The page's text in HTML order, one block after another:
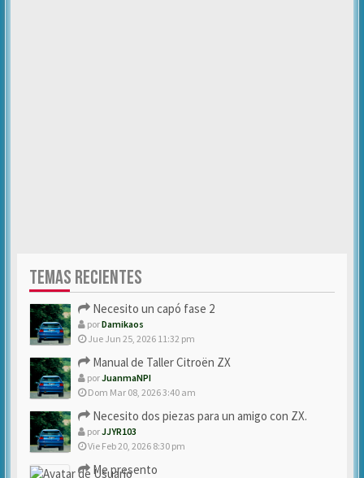
TEMAS RECIENTES
Necesito un capó fase 2
porDamikaos
Jue Jun 25, 2026 11:32 pm
Manual de Taller Citroën ZX
porJuanmaNPI
Dom Mar 08, 2026 3:40 am
Necesito dos piezas para un amigo con ZX.
porJJYR103
Vie Feb 20, 2026 8:30 pm
Me presento